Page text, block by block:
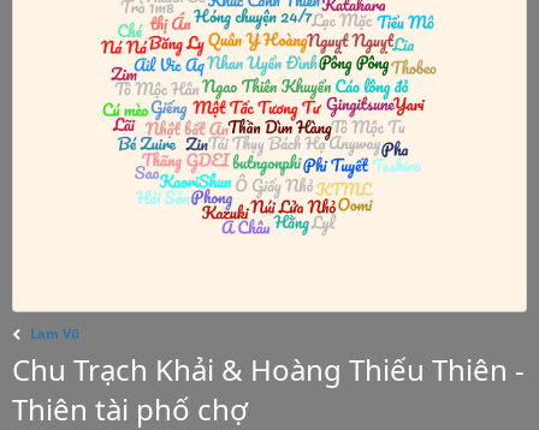
Lam Vũ
Chu Trạch Khải & Hoàng Thiếu Thiên -
Thiên tài phố chợ